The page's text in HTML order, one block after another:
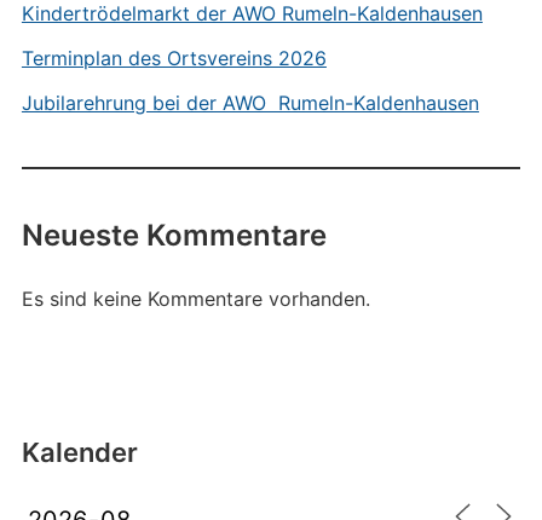
Kindertrödelmarkt der AWO Rumeln-Kaldenhausen
Terminplan des Ortsvereins 2026
Jubilarehrung bei der AWO Rumeln-Kaldenhausen
Neueste Kommentare
Es sind keine Kommentare vorhanden.
Kalender